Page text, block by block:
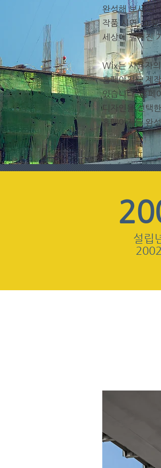
완성해 보세요!
작품 시연, 쇼
세상에 펼쳐진
Wix는 사용자
홈페이지를 제
있습니다. 홈페
디자인을 선택
홈페이지를 완
설립